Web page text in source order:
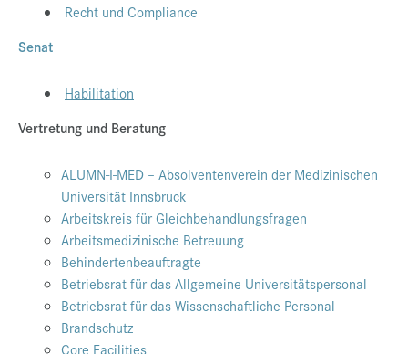
Recht und Compliance
Senat
Habilitation
Vertretung und Beratung
ALUMN-I-MED – Absolventenverein der Medizinischen
Universität Innsbruck
Arbeitskreis für Gleichbehandlungsfragen
Arbeitsmedizinische Betreuung
Behindertenbeauftragte
Betriebsrat für das Allgemeine Universitätspersonal
Betriebsrat für das Wissenschaftliche Personal
Brandschutz
Core Facilities